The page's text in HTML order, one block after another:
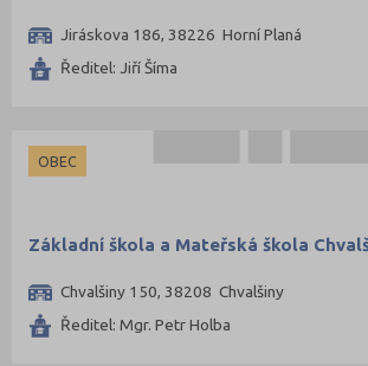
Jiráskova 186, 38226 Horní Planá
Ředitel: Jiří Šíma
OBEC
Základní škola a Mateřská škola
Chvalšiny 150, 38208 Chvalšiny
Ředitel: Mgr. Petr Holba